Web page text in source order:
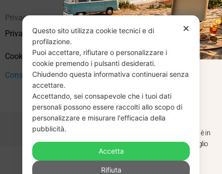
Privacy
Privacy Policy
Cookie Policy (UE)
Consenso
Copyright © 2026 Vendita Vinili Usati | P.IVA 12240940960
✕
Questo sito utilizza cookie tecnici e di
profilazione.
Puoi accettare, rifiutare o personalizzare i
cookie premendo i pulsanti desiderati.
Chiudendo questa informativa continuerai senza
accettare.
Accettando, sei consapevole che i tuoi dati
personali possono essere raccolti allo scopo di
personalizzare e misurare l'efficacia della
pubblicità.
Accetta
Rifiuta
CHIUSURA
ESTIVA
Dal 29 luglio al 31 agosto venditaviniliusati.it è in
pausa estiva. Gli ordini ricevuti entro il 29 luglio
saranno spediti regolarmente.